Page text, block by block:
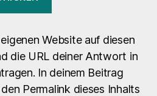
Website auf diesen
die URL deiner Antwort in
In deinem Beitrag
Permalink dieses Inhalts